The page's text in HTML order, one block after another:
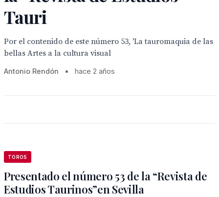
Tauri
Por el contenido de este número 53, 'La tauromaquia de las
bellas Artes a la cultura visual
Antonio Rendón • hace 2 años
TOROS
Presentado el número 53 de la “Revista de
Estudios Taurinos”en Sevilla